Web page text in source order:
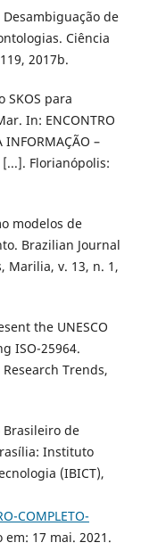
Desambiguação de
Ciência
2017b.
SKOS para
In: ENCONTRO
INFORMAÇÃO –
[...]. Florianópolis:
modelos de
Brazilian Journal
Marilia, v. 13, n. 1,
the UNESCO
ISO-25964.
Trends,
Brasileiro de
Instituto
(IBICT),
COMPLETO-
em: 17 mai. 2021.